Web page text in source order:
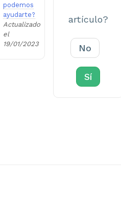
podemos
ayudarte?
Actualizado
el
19/01/2023
artículo?
No
Sí